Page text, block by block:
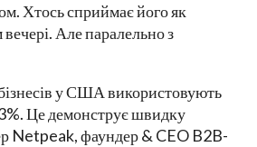
Хтось сприймає його як
Але паралельно з
у США використовують
Це демонструє швидку
Netpeak, фаундер & CEO B2B-